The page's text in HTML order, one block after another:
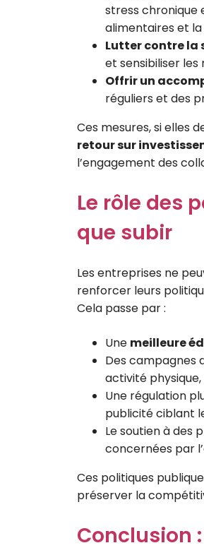
stress chronique
alimentaires et
Lutter contre
et sensibiliser les
Offrir un
réguliers et des
Ces mesures, si elles
retour sur
l’engagement des
Le rôle des
que subir
Les entreprises ne
renforcer leurs
Cela passe par :
Une meilleure
Des campagnes
activité
Une régulation
publicité ciblant
Le soutien à des
concernées par
Ces politiques
préserver la
Conclusion